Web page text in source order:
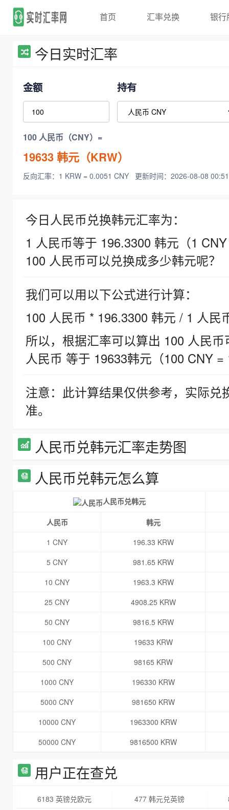
首页 汇率兑换 银行
今日实时汇率
金额 持有
100 人民币（CNY）=
19633韩元（KRW）
反向汇率：1 KRW = 0.0051 CNY 更新时间：2026-08-08
今日人民币兑换韩元汇率为：
1 人民币等于 196.3300 韩元（1
100 人民币可以兑换成多少韩元呢？
我们可以用以下公式进行计算：
100 人民币 * 196.3300 韩元 / 1 人民
所以，根据汇率可以算出 100 人民
人民币 等于 19633韩元（100 CNY =
注意：此计算结果仅供参考，实际
准。
人民币兑韩元汇率走势图
人民币兑韩元怎么算
人民币兑韩元
人民币
韩元
1 CNY
196.33 KRW
5 CNY
981.65 KRW
10 CNY
1963.3 KRW
25 CNY
4908.25 KRW
50 CNY
9816.5 KRW
100 CNY
19633 KRW
500 CNY
98165 KRW
1000 CNY
196330 KRW
5000 CNY
981650 KRW
10000 CNY
1963300 KRW
50000 CNY
9816500 KRW
用户正在查兑
6183 英镑兑欧元 477 韩元兑英镑